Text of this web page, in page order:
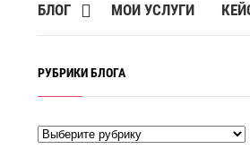
БЛОГ МОИ УСЛУГИ
РУБРИКИ БЛОГА